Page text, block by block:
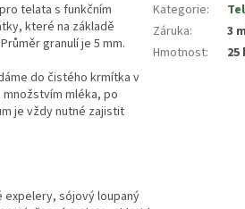
telata s funkčním
které na základě
granulí je 5 mm.
do čistého krmítka v
mléka, po
je vždy nutné zajistit
expelery, sójový loupaný
Kategorie:
Záruka:
3
Hmotnost: 25